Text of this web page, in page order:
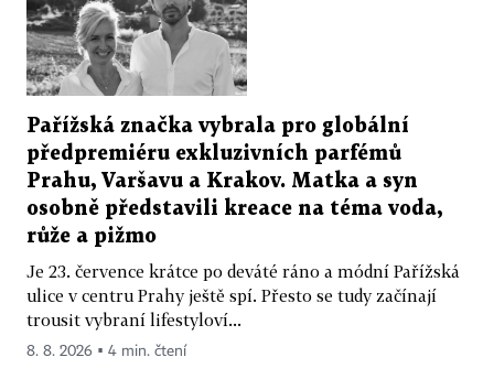
Pařížská značka vybrala pro globální
předpremiéru exkluzivních parfémů
Prahu, Varšavu a Krakov. Matka a syn
osobně představili kreace na téma voda,
růže a pižmo
Je 23. července krátce po deváté ráno a módní Pařížská
ulice v centru Prahy ještě spí. Přesto se tudy začínají
trousit vybraní lifestyloví...
8. 8. 2026 ▪ 4 min. čtení